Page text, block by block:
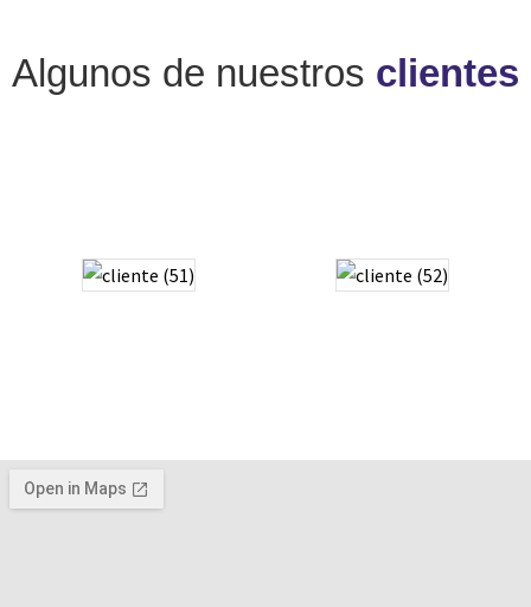
Algunos de nuestros clientes